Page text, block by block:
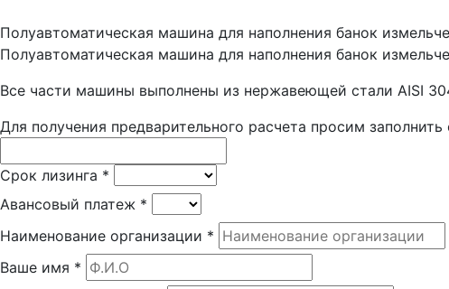
Полуавтоматическая машина для наполнения банок
Полуавтоматическая машина для наполнения банок
Все части машины выполнены из нержавеющей стали AISI
Для получения предварительного расчета просим
Срок лизинга *
Авансовый платеж *
Наименование организации *
Ваше имя *